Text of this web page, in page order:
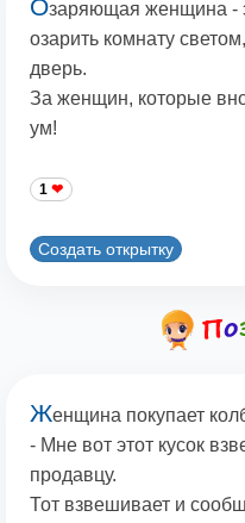
Озаряющая женщина -
озарить комнату
дверь.
За женщин, которые
ум!
1
Создать открытку
Женщина покупает
- Мне вот этот кусок
продавцу.
Тот взвешивает и